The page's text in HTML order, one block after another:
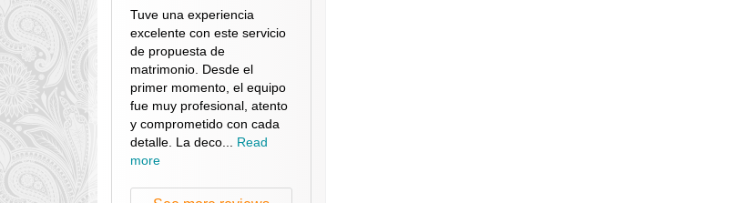
Tuve una experiencia
excelente con este servicio
de propuesta de
matrimonio. Desde el
primer momento, el equipo
fue muy profesional, atento
y comprometido con cada
detalle. La deco... Read
more